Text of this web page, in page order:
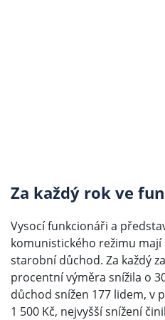
Za každý rok ve
Vysocí funkcionáři a
komunistického režimu mají
starobní důchod. Za každý
procentní výměra snížila o
důchod snížen 177 lidem, v
1 500 Kč, nejvyšší snížení